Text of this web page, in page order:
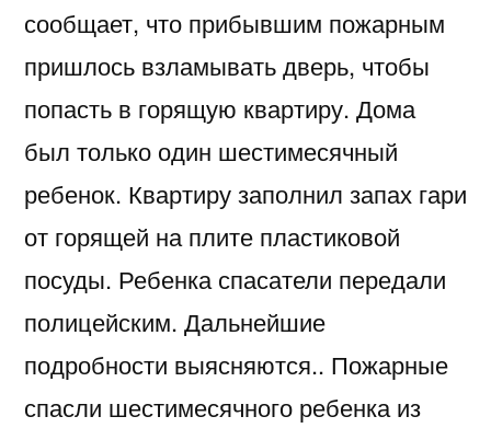
сообщает, что прибывшим пожарным
пришлось взламывать дверь, чтобы
попасть в горящую квартиру. Дома
был только один шестимесячный
ребенок. Квартиру заполнил запах гари
от горящей на плите пластиковой
посуды. Ребенка спасатели передали
полицейским. Дальнейшие
подробности выясняются.. Пожарные
спасли шестимесячного ребенка из